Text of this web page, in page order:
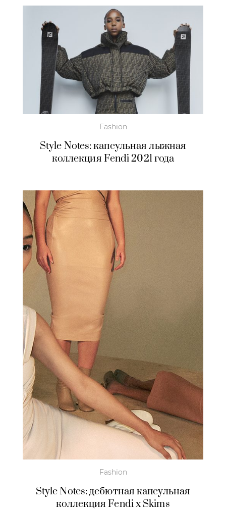
Fashion
Style Notes: капсульная лыжная
коллекция Fendi 2021 года
Fashion
Style Notes: дебютная капсульная
коллекция Fendi x Skims